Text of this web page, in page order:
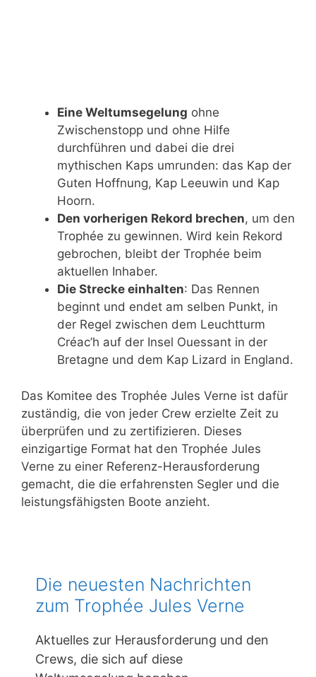
Eine Weltumsegelung ohne
Zwischenstopp und ohne Hilfe
durchführen und dabei die drei
mythischen Kaps umrunden: das Kap der
Guten Hoffnung, Kap Leeuwin und Kap
Hoorn.
Den vorherigen Rekord brechen, um den
Trophée zu gewinnen. Wird kein Rekord
gebrochen, bleibt der Trophée beim
aktuellen Inhaber.
Die Strecke einhalten: Das Rennen
beginnt und endet am selben Punkt, in
der Regel zwischen dem Leuchtturm
Créac’h auf der Insel Ouessant in der
Bretagne und dem Kap Lizard in England.
Das Komitee des Trophée Jules Verne ist dafür
zuständig, die von jeder Crew erzielte Zeit zu
überprüfen und zu zertifizieren. Dieses
einzigartige Format hat den Trophée Jules
Verne zu einer Referenz-Herausforderung
gemacht, die die erfahrensten Segler und die
leistungsfähigsten Boote anzieht.
Die neuesten Nachrichten
zum Trophée Jules Verne
Aktuelles zur Herausforderung und den
Crews, die sich auf diese